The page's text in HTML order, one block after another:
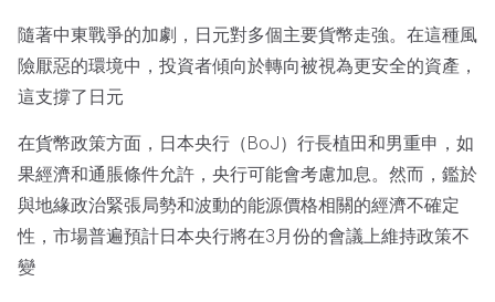
隨著中東戰爭的加劇，日元對多個主要貨幣走強。在這種風
險厭惡的環境中，投資者傾向於轉向被視為更安全的資產，
這支撐了日元
在貨幣政策方面，日本央行（BoJ）行長植田和男重申，如
果經濟和通脹條件允許，央行可能會考慮加息。然而，鑑於
與地緣政治緊張局勢和波動的能源價格相關的經濟不確定
性，市場普遍預計日本央行將在3月份的會議上維持政策不
變